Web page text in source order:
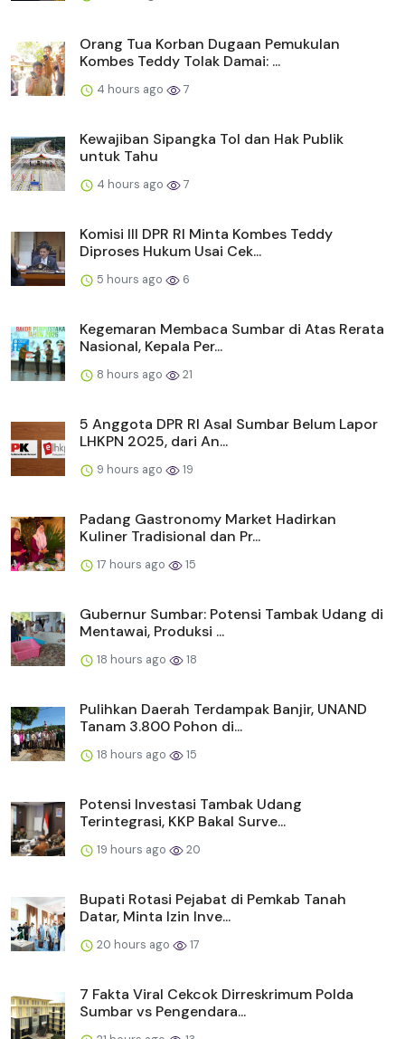
Orang Tua Korban Dugaan Pemukulan
Kombes Teddy Tolak Damai: ...
4 hours ago 7
Kewajiban Sipangka Tol dan Hak Publik
untuk Tahu
4 hours ago 7
Komisi III DPR RI Minta Kombes Teddy
Diproses Hukum Usai Cek...
5 hours ago 6
Kegemaran Membaca Sumbar di Atas Rerata
Nasional, Kepala Per...
8 hours ago 21
5 Anggota DPR RI Asal Sumbar Belum Lapor
LHKPN 2025, dari An...
9 hours ago 19
Padang Gastronomy Market Hadirkan
Kuliner Tradisional dan Pr...
17 hours ago 15
Gubernur Sumbar: Potensi Tambak Udang di
Mentawai, Produksi ...
18 hours ago 18
Pulihkan Daerah Terdampak Banjir, UNAND
Tanam 3.800 Pohon di...
18 hours ago 15
Potensi Investasi Tambak Udang
Terintegrasi, KKP Bakal Surve...
19 hours ago 20
Bupati Rotasi Pejabat di Pemkab Tanah
Datar, Minta Izin Inve...
20 hours ago 17
7 Fakta Viral Cekcok Dirreskrimum Polda
Sumbar vs Pengendara...